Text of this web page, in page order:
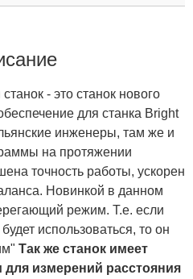
- это станок нового
для станка Bright
инженеры, там же и
на протяжении
точность работы, ускорен
Новинкой в данном
режим. Т.е. если
использоваться, то он
Так же станок имеет
для измерений расстояния